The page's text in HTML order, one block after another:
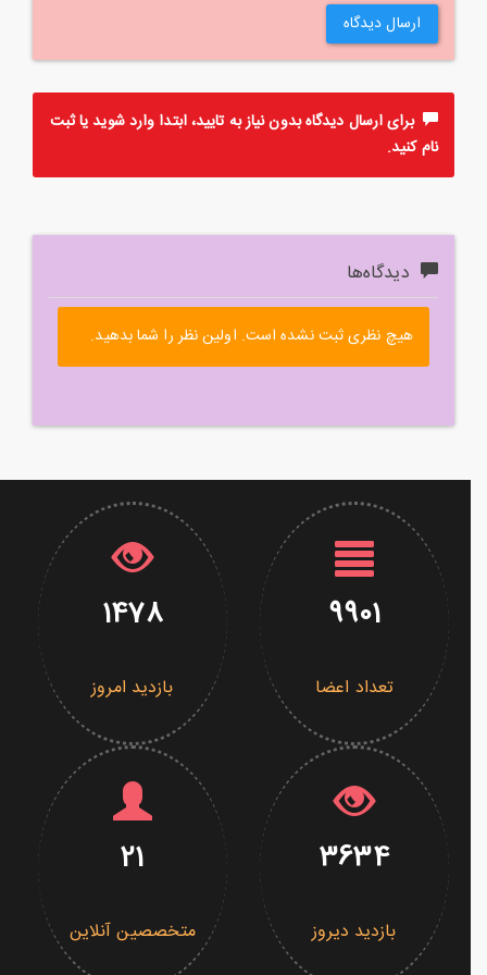
ارسال دیدگاه
برای ارسال دیدگاه بدون نیاز به تایید، ابتداواردشوید یاثبت
نامکنید.
دیدگاه‌ها
هیچ نظری ثبت نشده است. اولین نظر را شما بدهید.
9901
تعداد اعضا
1478
بازدید امروز
3634
بازدید دیروز
21
متخصصین آنلاین